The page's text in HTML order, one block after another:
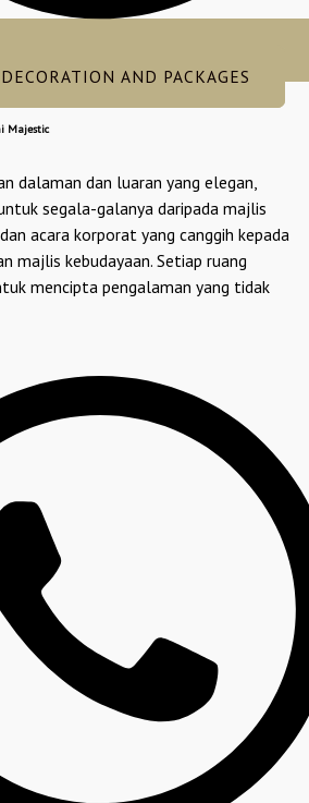
AND PACKAGES
Majestic
dalaman dan luaran yang elegan,
segala-galanya daripada majlis
acara korporat yang canggih kepada
majlis kebudayaan. Setiap ruang
mencipta pengalaman yang tidak